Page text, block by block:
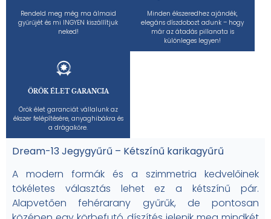
Rendeld meg még ma álmaid
gyűrűjét és mi INGYEN kiszállítjuk
neked!
Minden ékszeredhez ajándék,
elegáns díszdobozt adunk – hogy
már az átadás pillanata is
különleges legyen!
ÖRÖK ÉLET GARANCIA
Örök élet garanciát vállalunk az
ékszer felépítésére, anyaghibákra és
a drágakőre.
Dream-13 Jegygyűrű – Kétszínű karikagyűrű
A modern formák és a szimmetria kedvelőinek
tökéletes választás lehet ez a kétszínű pár.
Alapvetően fehérarany gyűrűk, de pontosan